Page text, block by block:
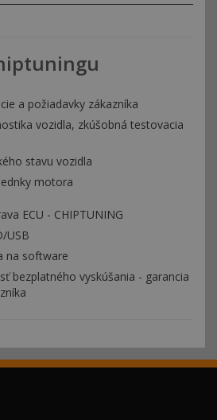
a požiadavky zákazníka
vozidla, zkúšobná testovacia
stavu vozidla
motora
ECU - CHIPTUNING
USB
na software
bezplatného vyskúšania - garancia